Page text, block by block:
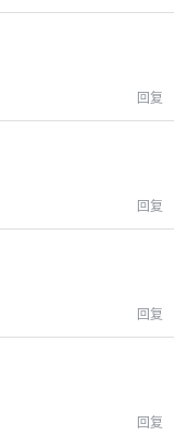
回复
回复
回复
回复